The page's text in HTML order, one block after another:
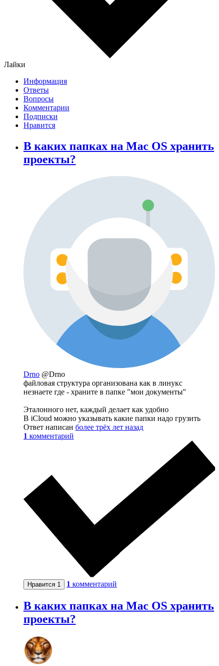
Лайки
Информация
Ответы
Вопросы
Комментарии
Подписки
Нравится
В каких папках на Mac OS хранить
проекты?
Drno @Drno
файловая структура организована как в линукс
незнаете где - храните в папке "мои документы"
Эталонного нет, каждый делает как удобно
В iCloud можно указывать какие папки надо грузить
Ответ написан более трёх лет назад
1 комментарий
Нравится 1 1 комментарий
В каких папках на Mac OS хранить
проекты?